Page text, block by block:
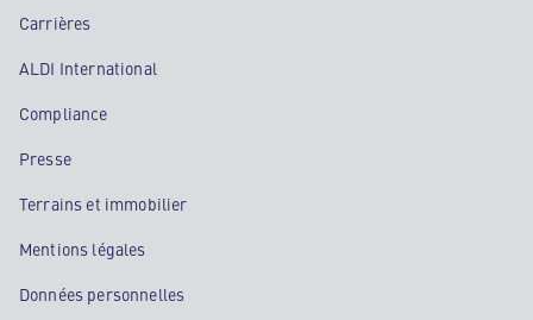
Carrières
ALDI International
Compliance
Presse
Terrains et immobilier
Mentions légales
Données personnelles